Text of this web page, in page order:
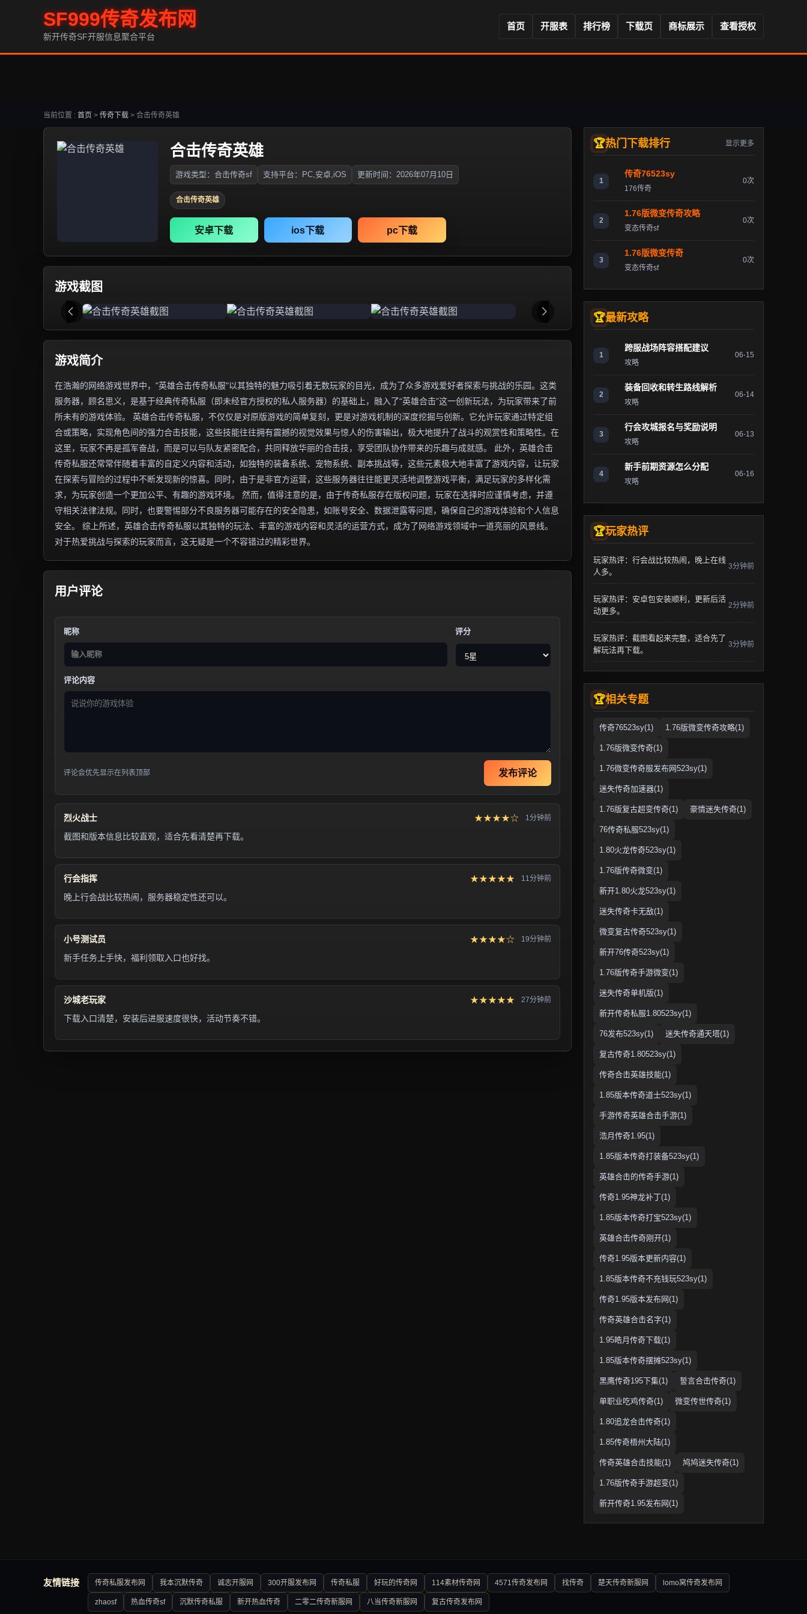
SF999传奇发布网
新开传奇SF开服信息聚合平台
首页 开服表 排行榜 下载页 商标展示 查看授权
当前位置 : 首页 > 传奇下载 > 合击传奇英雄
合击传奇英雄
游戏类型：合击传奇sf 支持平台：PC,安卓,iOS 更新时间：2026年07月10日
合击传奇英雄
安卓下载 ios下载 pc下载
游戏截图
游戏简介
在浩瀚的网络游戏世界中，"英雄合击传奇私服"以其独特的魅力吸引着无数玩家的目光，成为了众多游戏爱好者探索与挑战的乐园。这类
服务器，顾名思义，是基于经典传奇私服（即未经官方授权的私人服务器）的基础上，融入了“英雄合击”这一创新玩法，为玩家带来了前
所未有的游戏体验。 英雄合击传奇私服，不仅仅是对原版游戏的简单复刻，更是对游戏机制的深度挖掘与创新。它允许玩家通过特定组
合或策略，实现角色间的强力合击技能，这些技能往往拥有震撼的视觉效果与惊人的伤害输出，极大地提升了战斗的观赏性和策略性。在
这里，玩家不再是孤军奋战，而是可以与队友紧密配合，共同释放华丽的合击技，享受团队协作带来的乐趣与成就感。 此外，英雄合击
传奇私服还常常伴随着丰富的自定义内容和活动，如独特的装备系统、宠物系统、副本挑战等，这些元素极大地丰富了游戏内容，让玩家
在探索与冒险的过程中不断发现新的惊喜。同时，由于是非官方运营，这些服务器往往能更灵活地调整游戏平衡，满足玩家的多样化需
求，为玩家创造一个更加公平、有趣的游戏环境。 然而，值得注意的是，由于传奇私服存在版权问题，玩家在选择时应谨慎考虑，并遵
守相关法律法规。同时，也要警惕部分不良服务器可能存在的安全隐患，如账号安全、数据泄露等问题，确保自己的游戏体验和个人信息
安全。 综上所述，英雄合击传奇私服以其独特的玩法、丰富的游戏内容和灵活的运营方式，成为了网络游戏领域中一道亮丽的风景线。
对于热爱挑战与探索的玩家而言，这无疑是一个不容错过的精彩世界。
用户评论
昵称 评分
评论内容
评论会优先显示在列表顶部 发布评论
烈火战士 ★★★★☆ 1分钟前
截图和版本信息比较直观，适合先看清楚再下载。
行会指挥 ★★★★★ 11分钟前
晚上行会战比较热闹，服务器稳定性还可以。
小号测试员 ★★★★☆ 19分钟前
新手任务上手快，福利领取入口也好找。
沙城老玩家 ★★★★★ 27分钟前
下载入口清楚，安装后进服速度很快，活动节奏不错。
热门下载排行 显示更多
1
传奇76523sy
176传奇
0次
2
1.76版微变传奇攻略
变态传奇sf
0次
3
1.76版微变传奇
变态传奇sf
0次
最新攻略
1
跨服战场阵容搭配建议
攻略
06-15
2
装备回收和转生路线解析
攻略
06-14
3
行会攻城报名与奖励说明
攻略
06-13
4
新手前期资源怎么分配
攻略
06-16
玩家热评
玩家热评：行会战比较热闹，晚上在线
人多。
3分钟前
玩家热评：安卓包安装顺利，更新后活
动更多。
2分钟前
玩家热评：截图看起来完整，适合先了
解玩法再下载。
3分钟前
相关专题
传奇76523sy(1) 1.76版微变传奇攻略(1)
1.76版微变传奇(1)
1.76微变传奇服发布网523sy(1)
迷失传奇加速器(1)
1.76版复古超变传奇(1) 豪情迷失传奇(1)
76传奇私服523sy(1)
1.80火龙传奇523sy(1)
1.76版传奇微变(1)
新开1.80火龙523sy(1)
迷失传奇卡无敌(1)
微变复古传奇523sy(1)
新开76传奇523sy(1)
1.76版传奇手游微变(1)
迷失传奇单机版(1)
新开传奇私服1.80523sy(1)
76发布523sy(1) 迷失传奇通天塔(1)
复古传奇1.80523sy(1)
传奇合击英雄技能(1)
1.85版本传奇道士523sy(1)
手游传奇英雄合击手游(1)
浩月传奇1.95(1)
1.85版本传奇打装备523sy(1)
英雄合击的传奇手游(1)
传奇1.95神龙补丁(1)
1.85版本传奇打宝523sy(1)
英雄合击传奇刚开(1)
传奇1.95版本更新内容(1)
1.85版本传奇不充钱玩523sy(1)
传奇1.95版本发布网(1)
传奇英雄合击名字(1)
1.95皓月传奇下载(1)
1.85版本传奇摆摊523sy(1)
黑鹰传奇195下集(1) 誓言合击传奇(1)
单职业吃鸡传奇(1) 微变传世传奇(1)
1.80追龙合击传奇(1)
1.85传奇梧州大陆(1)
传奇英雄合击技能(1) 鸠鸠迷失传奇(1)
1.76版传奇手游超变(1)
新开传奇1.95发布网(1)
友情链接 传奇私服发布网 我本沉默传奇 诚志开服网 300开服发布网 传奇私服 好玩的传奇网 114素材传奇网 4571传奇发布网 找传奇 楚天传奇新服网 lomo窝传奇发布网
zhaosf 热血传奇sf 沉默传奇私服 新开热血传奇 二零二传奇新服网 八当传奇新服网 复古传奇发布网